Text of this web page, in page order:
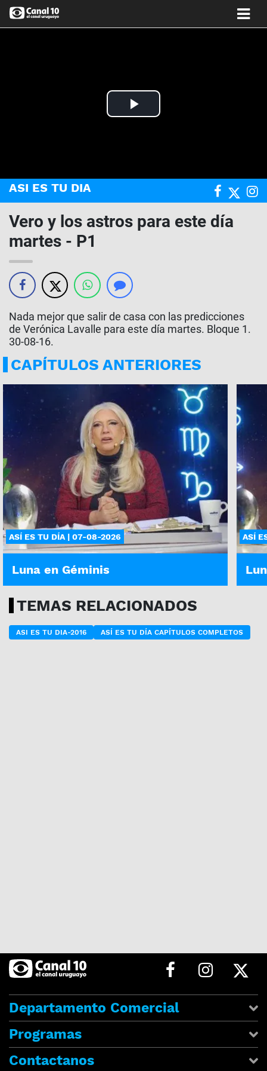
Play
ASI ES TU DIA
Vero y los astros para este día
martes - P1
Nada mejor que salir de casa con las predicciones
de Verónica Lavalle para este día martes. Bloque 1.
30-08-16.
CAPÍTULOS ANTERIORES
ASÍ ES TU DÍA | 07-08-2026
Luna en Géminis
ASÍ
TEMAS RELACIONADOS
ASI ES TU DIA-2016 ASÍ ES TU DÍA CAPÍTULOS COMPLETOS
Departamento Comercial
Programas
Contactanos